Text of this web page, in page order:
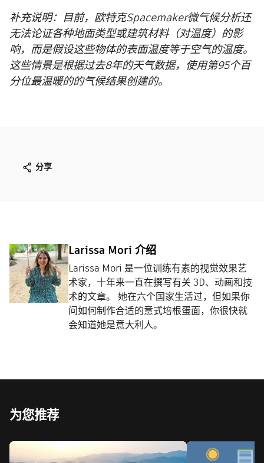
补充说明：目前，欧特克Spacemaker微气候分析还
无法论证各种地面类型或建筑材料（对温度）的影
响，而是假设这些物体的表面温度等于空气的温度。
这些情景是根据过去8年的天气数据，使用第95个百
分位最温暖的的气候结果创建的。
分享
Larissa Mori 介绍
Larissa Mori 是一位训练有素的视觉效果艺
术家，十年来一直在撰写有关 3D、动画和技
术的文章。 她在六个国家生活过，但如果你
问如何制作合适的意式培根蛋面，你很快就
会知道她是意大利人。
为您推荐